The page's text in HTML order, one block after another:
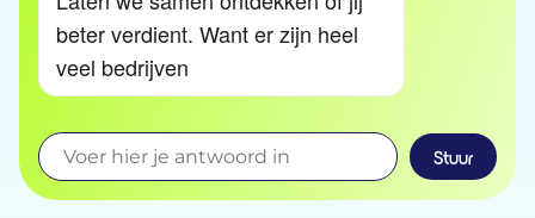
beter verdient. Want er zijn heel
veel bedrijven op zoek naar
mensen zoals jij!
Oh ja,